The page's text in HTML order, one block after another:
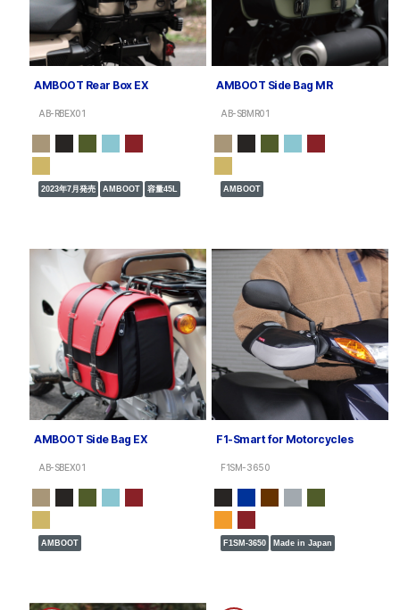
AMBOOT Rear Box EX
AB-RBEX01
2023年7月発売 AMBOOT 容量45L
AMBOOT Side Bag MR
AB-SBMR01
AMBOOT
AMBOOT Side Bag EX
AB-SBEX01
AMBOOT
F1-Smart for Motorcycles
F1SM-3650
F1SM-3650 Made in Japan